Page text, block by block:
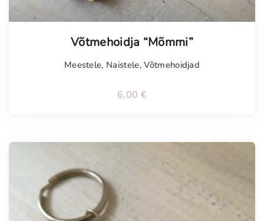
Võtmehoidja “Mõmmi”
Meestele, Naistele,Võtmehoidjad
6,00 €